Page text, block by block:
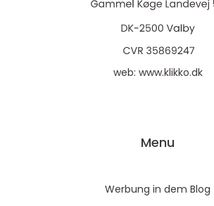
web: www.klikko.dk
Menu
Werbung in dem Blog